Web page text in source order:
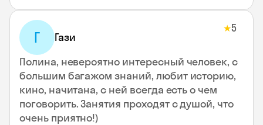
Г Гази
★5
Полина, невероятно интересный человек, с
большим багажом знаний, любит историю,
кино, начитана, с ней всегда есть о чем
поговорить. Занятия проходят с душой, что
очень приятно!)